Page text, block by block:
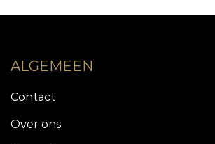
ALGEMEEN
Contact
Over ons